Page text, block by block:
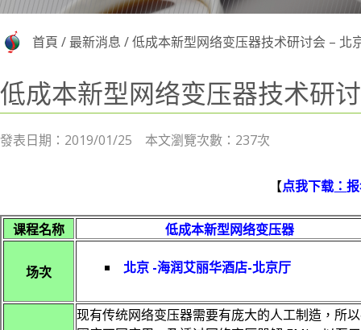
首頁 / 最新消息 /低成本新型网络变压器技术研讨会 – 北
低成本新型网络变压器技术研
發表日期：2019/01/25 本文瀏覽次數：237次
【点我下载 ：
课程名称 低成本新型网络变压器
场次 北京 -海润艾丽华酒店-北京厅
现有传统网络变压器需要有庞大的人工制造，所